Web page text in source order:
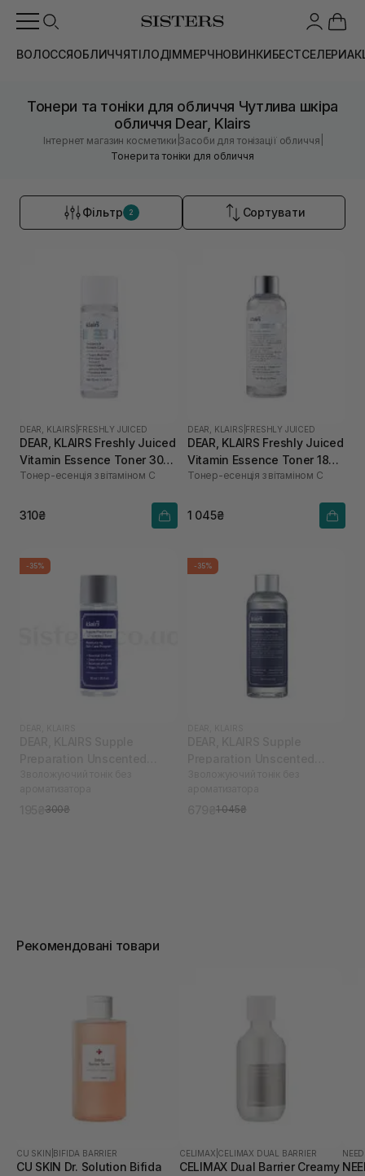
ВОЛОССЯОБЛИЧЧЯТІЛОДІММЕРЧНОВИНКИБЕСТСЕЛЕРИ
Тонери та тоніки для обличчя Чутлива шкіра
обличчя Dear, Klairs
Інтернет магазин косметики |Засоби для тонізації обличчя
Тонери та тоніки для обличчя
Фільтр 2 Сортувати
DEAR, KLAIRS FRESHLY JUICED
DEAR, KLAIRS Freshly Juiced
Vitamin Essence Toner 30
мл
Тонер-есенція з вітаміном C
310₴
DEAR, KLAIRS FRESHLY JUICED
DEAR, KLAIRS Freshly Juiced
Vitamin Essence Toner 180
мл
Тонер-есенція з вітаміном C
1 045₴
-35%
300₴
-35%
1 045₴
Рекомендовані товари
CU SKIN BIFIDA BARRIER
CU SKIN Dr. Solution Bifida
CELIMAX CELIMAX DUAL BARRIER
CELIMAX Dual Barrier Creamy